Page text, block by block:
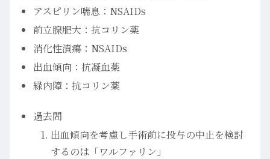
アスピリン喘息：NSAIDs
前立腺肥大：抗コリン薬
消化性潰瘍：NSAIDs
出血傾向：抗凝血薬
緑内障：抗コリン薬
過去問
出血傾向を考慮し手術前に投与の中止を検討
するのは「ワルファリン」